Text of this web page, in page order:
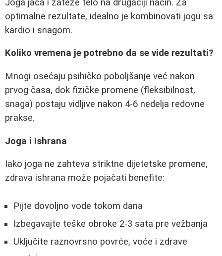
Joga jača i zateže telo na drugačiji način. Za
optimalne rezultate, idealno je kombinovati jogu sa
kardio i snagom.
Koliko vremena je potrebno da se vide rezultati?
Mnogi osećaju psihičko poboljšanje već nakon
prvog časa, dok fizičke promene (fleksibilnost,
snaga) postaju vidljive nakon 4-6 nedelja redovne
prakse.
Joga i Ishrana
Iako joga ne zahteva striktne dijetetske promene,
zdrava ishrana može pojačati benefite:
Pijte dovoljno vode tokom dana
Izbegavajte teške obroke 2-3 sata pre vežbanja
Uključite raznovrsno povrće, voće i zdrave